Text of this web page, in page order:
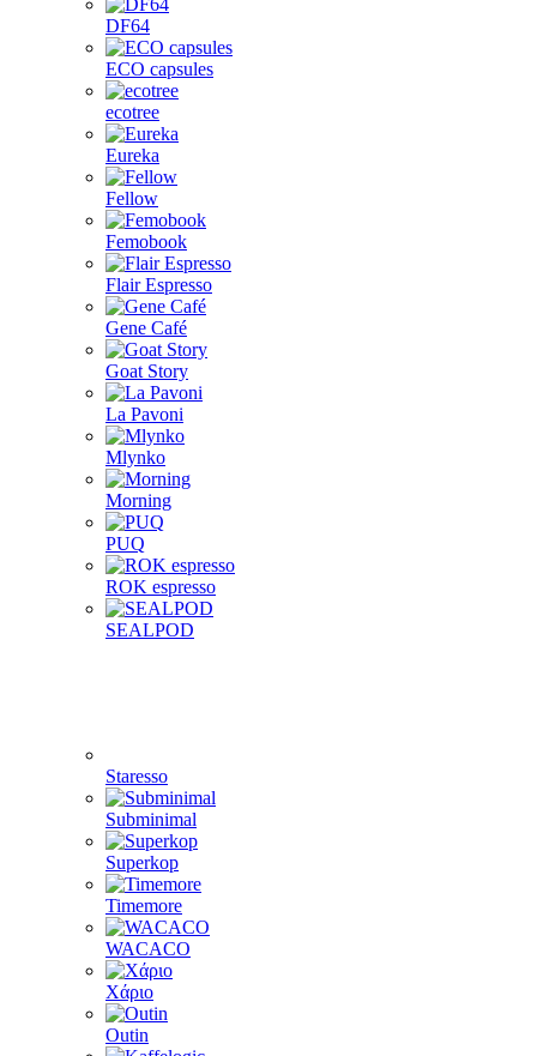
DF64
ECO capsules
ecotree
Eureka
Fellow
Femobook
Flair Espresso
Gene Café
Goat Story
La Pavoni
Mlynko
Morning
PUQ
ROK espresso
SEALPOD
Staresso
Subminimal
Superkop
Timemore
WACACO
Χάριο
Outin